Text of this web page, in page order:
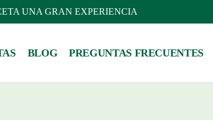
UNA GRAN EXPERIENCIA
BLOG PREGUNTAS FRECUENTES